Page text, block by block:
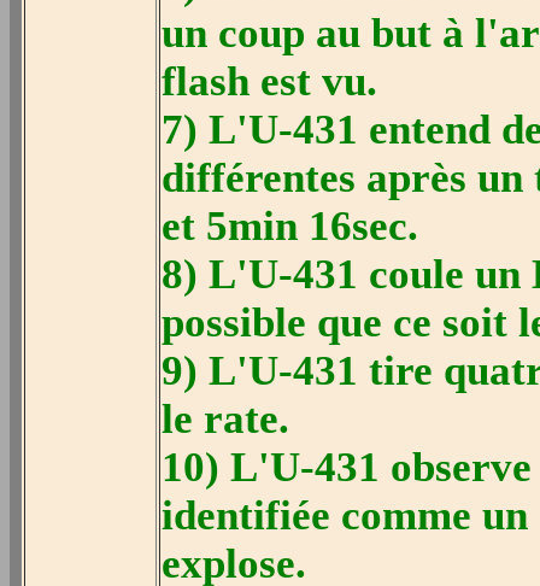
un coup au but à
flash est vu.
7) L'U-431 entend
différentes après un
et 5min 16sec.
8) L'U-431 coule un
possible que ce soit
9) L'U-431 tire
le rate.
10) L'U-431
identifiée comme
explose.